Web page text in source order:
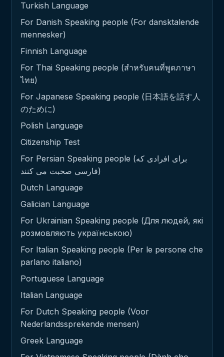
Turkish Language
For Danish Speaking people (For dansktalende
mennesker)
Finnish Language
For Thai Speaking people (สำหรับคนที่พูดภาษา
ไทย)
For Japanese Speaking people (日本語を話す人
のために)
Polish Language
Citizenship Test
For Persian Speaking people (برای افرادی که
فارسی صحبت می کنند)
Dutch Language
Galician Language
For Ukrainian Speaking people (Для людей, які
розмовляють українською)
For Italian Speaking people (Per le persone che
parlano italiano)
Portuguese Language
Italian Language
For Dutch Speaking people (Voor
Nederlandssprekende mensen)
Greek Language